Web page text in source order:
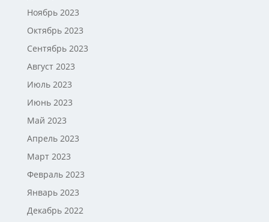
Ноябрь 2023
Октябрь 2023
Сентябрь 2023
Август 2023
Июль 2023
Июнь 2023
Май 2023
Апрель 2023
Март 2023
Февраль 2023
Январь 2023
Декабрь 2022